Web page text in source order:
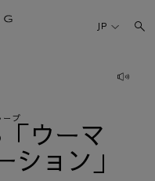
JP
ープ ウーマ
ション」